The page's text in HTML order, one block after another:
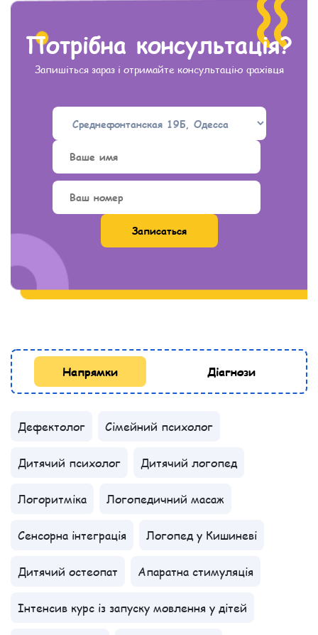
Потрібна консультація?
Запишіться зараз і отримайте консультацію фахівця
Напрямки Діагнози
Дефектолог Сімейний психолог
Дитячий психолог Дитячий логопед
Логоритміка Логопедичний масаж
Сенсорна інтеграція Логопед у Кишиневі
Дитячий остеопат Апаратна стимуляція
Інтенсив курс із запуску мовлення у дітей